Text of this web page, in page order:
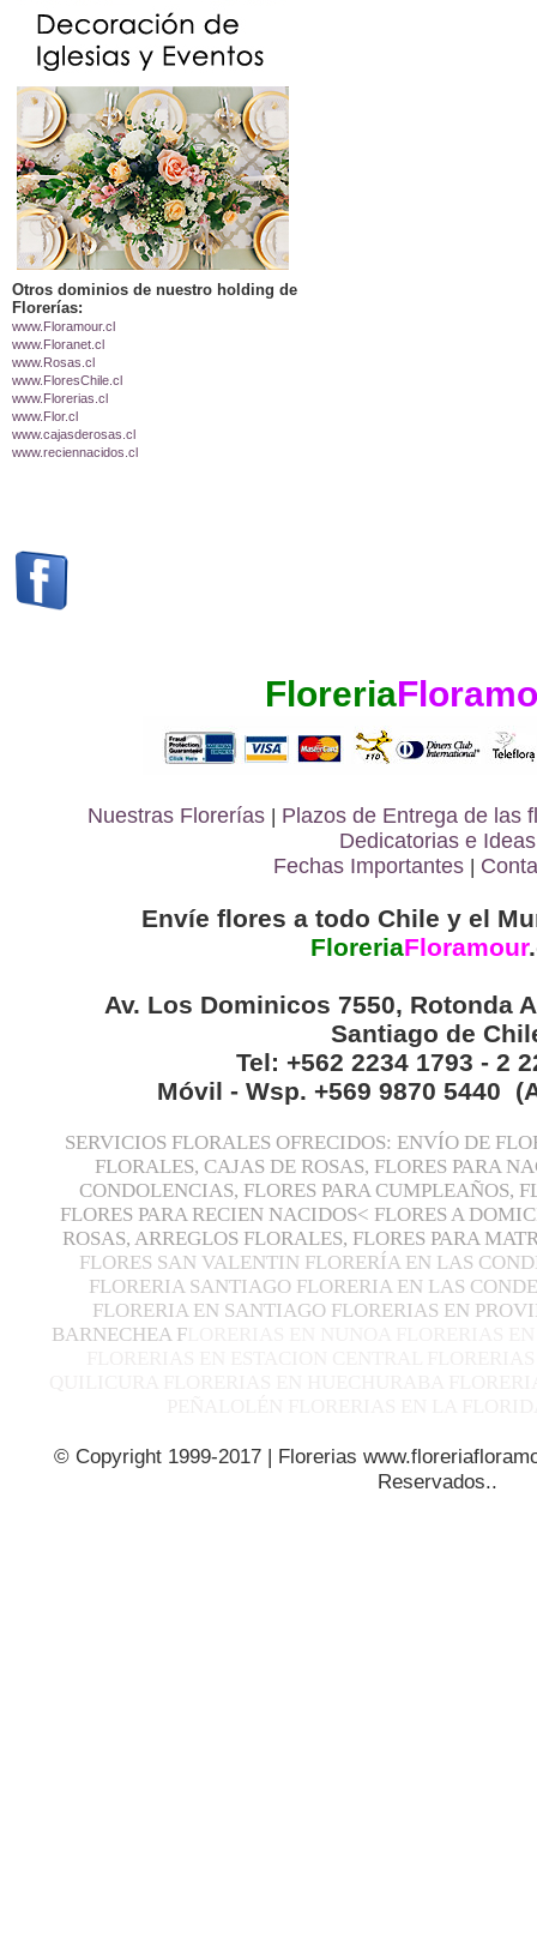
Otros dominios de nuestro holding de
Florerías:
www.Floramour.cl
www.Floranet.cl
www.Rosas.cl
www.FloresChile.cl
www.Florerias.cl
www.Flor.cl
www.cajasderosas.cl
www.reciennacidos.cl
Floreria
Nuestras Florerías | Plazos de Entrega de las
Dedicatorias e Ideas
Fechas Importantes |
Envíe flores a todo Chile y el
FloreriaFloramour.
Av. Los Dominicos 7550, Rotonda
Santiago de
Tel: +562 2234 1793 - 2
Móvil - Wsp. +569 9870 5440
SERVICIOS FLORALES OFRECIDOS: ENVÍO DE
FLORALES, CAJAS DE ROSAS, FLORES PARA
CONDOLENCIAS, FLORES PARA CUMPLEAÑOS,
FLORES PARA RECIEN NACIDOS< FLORES A
ROSAS, ARREGLOS FLORALES, FLORES PARA
FLORES SAN VALENTIN FLORERÍA EN LAS
FLORERIA SANTIAGO FLORERIA EN LAS
FLORERIA EN SANTIAGO FLORERIAS EN
BARNECHEA F
© Copyright 1999-2017 | Florerias
Reservados..